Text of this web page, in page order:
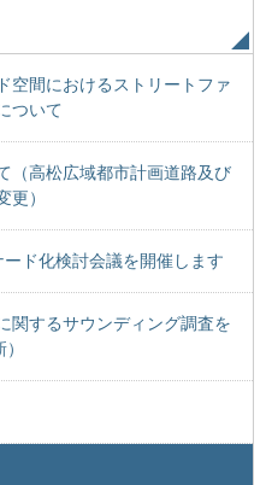
空間におけるストリートファ
ついて
（高松広域都市計画道路及び
更）
ド化検討会議を開催します
関するサウンディング調査を